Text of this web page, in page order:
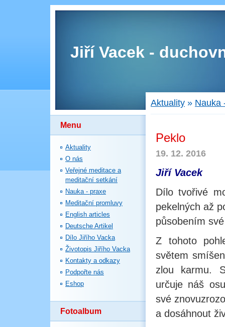
Jiří Vacek -
Menu
Aktuality
O nás
Veřejné meditace a
meditační setkání
Nauka - praxe
Meditační promluvy
English articles
Deutsche Artikel
Dílo Jiřího Vacka
Životopis Jiřího Vacka
Kontakty a odkazy
Podpořte nás
Eshop
Fotoalbum
Aktuality » Nauka
Peklo
19. 12. 2016
Jiří Vacek
Dílo tvořivé
pekelných až
působením
Z tohoto
světem
zlou karmu.
určuje náš
své
a dosáhnout